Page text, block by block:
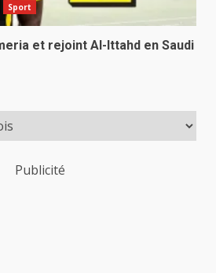
Sport
et rejoint Al-Ittahd en Saudi
Publicité